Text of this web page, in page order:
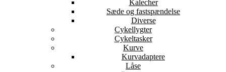
Kalecher
Sæde og fastspændelse
Diverse
Cykellygter
Cykeltasker
Kurve
Kurvadaptere
Låse